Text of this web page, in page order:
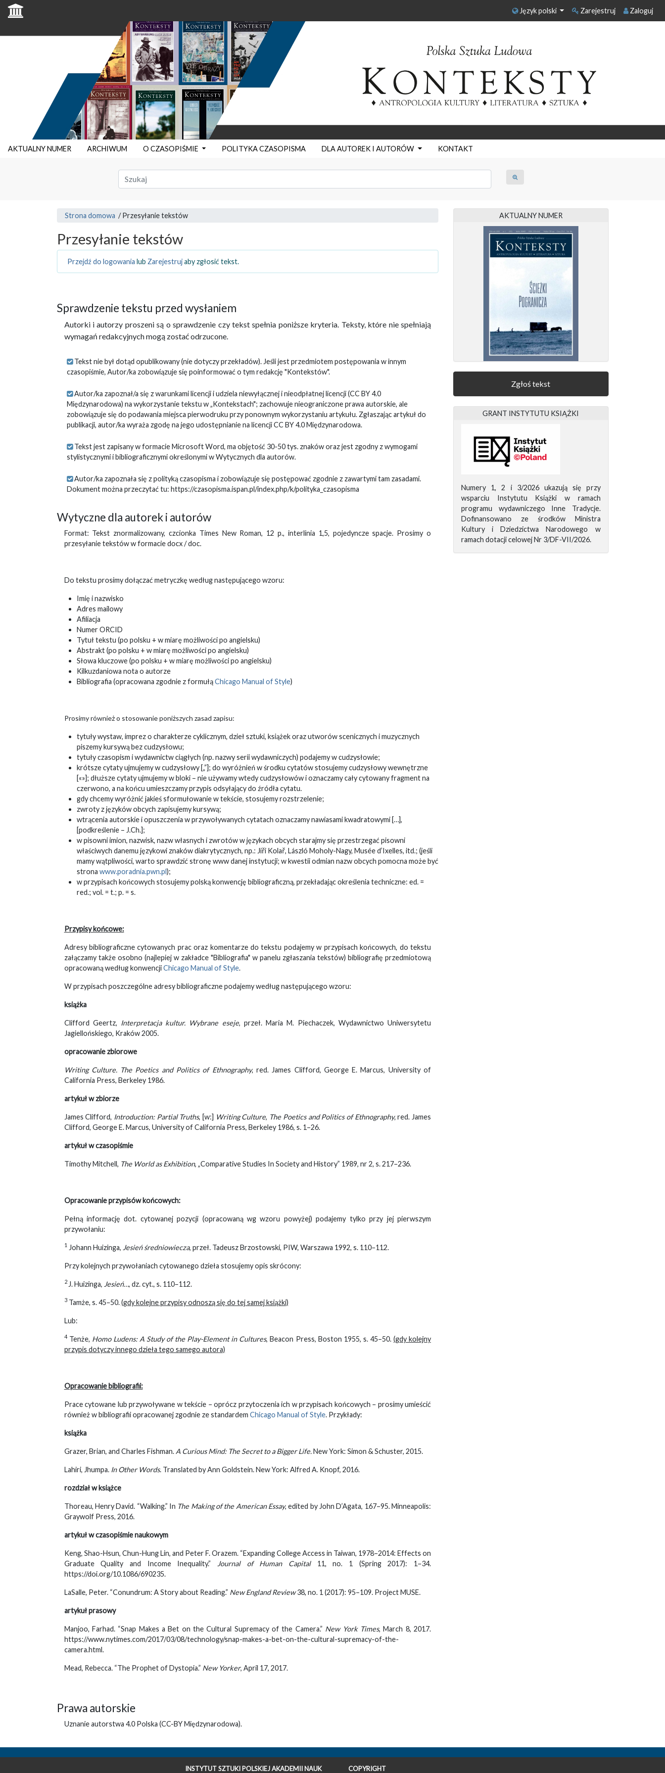
Język polski Zarejestruj Zaloguj
AKTUALNY NUMER ARCHIWUM O CZASOPIŚMIE POLITYKA CZASOPISMA DLA AUTOREK I AUTORÓW KONTAKT
Strona domowa /Przesyłanie tekstów
Przesyłanie tekstów
Przejdź do logowania lub Zarejestrujaby zgłosić tekst.
Sprawdzenie tekstu przed wysłaniem
Autorki i autorzy proszeni są o sprawdzenie czy tekst spełnia poniższe kryteria. Teksty, które nie spełniają
wymagań redakcyjnych mogą zostać odrzucone.
Tekst nie był dotąd opublikowany (nie dotyczy przekładów). Jeśli jest przedmiotem postępowania w innym
czasopiśmie, Autor/ka zobowiązuje się poinformować o tym redakcję "Kontekstów".
Autor/ka zapoznał/a się z warunkami licencji i udziela niewyłącznej i nieodpłatnej licencji (CC BY 4.0
Międzynarodowa) na wykorzystanie tekstu w „Kontekstach"; zachowuje nieograniczone prawa autorskie, ale
zobowiązuje się do podawania miejsca pierwodruku przy ponownym wykorzystaniu artykułu. Zgłaszając artykuł do
publikacji, autor/ka wyraża zgodę na jego udostępnianie na licencji CC BY 4.0 Międzynarodowa.
Tekst jest zapisany w formacie Microsoft Word, ma objętość 30-50 tys. znaków oraz jest zgodny z wymogami
stylistycznymi i bibliograficznymi określonymi w Wytycznych dla autorów.
Autor/ka zapoznała się z polityką czasopisma i zobowiązuje się postępować zgodnie z zawartymi tam zasadami.
Dokument można przeczytać tu: https://czasopisma.ispan.pl/index.php/k/polityka_czasopisma
Wytyczne dla autorek i autorów
Format: Tekst znormalizowany, czcionka Times New Roman, 12 p., interlinia 1,5, pojedyncze spacje. Prosimy o
przesyłanie tekstów w formacie docx / doc.
Do tekstu prosimy dołączać metryczkę według następującego wzoru:
Imię i nazwisko
Adres mailowy
Afiliacja
Numer ORCID
Tytuł tekstu (po polsku + w miarę możliwości po angielsku)
Abstrakt (po polsku + w miarę możliwości po angielsku)
Słowa kluczowe (po polsku + w miarę możliwości po angielsku)
Kilkuzdaniowa nota o autorze
Bibliografia (opracowana zgodnie z formułąChicago Manual of Style)
Prosimy również o stosowanie poniższych zasad zapisu:
tytuły wystaw, imprez o charakterze cyklicznym, dzieł sztuki, książek oraz utworów scenicznych i muzycznych
piszemy kursywą bez cudzysłowu;
tytuły czasopism i wydawnictw ciągłych (np. nazwy serii wydawniczych) podajemy w cudzysłowie;
krótsze cytaty ujmujemy w cudzysłowy [„”]; do wyróżnień w środku cytatów stosujemy cudzysłowy wewnętrzne
[«»]; dłuższe cytaty ujmujemy w bloki – nie używamy wtedy cudzysłowów i oznaczamy cały cytowany fragment na
czerwono, a na końcu umieszczamy przypis odsyłający do źródła cytatu.
gdy chcemy wyróżnić jakieś sformułowanie w tekście, stosujemy rozstrzelenie;
zwroty z języków obcych zapisujemy kursywą;
wtrącenia autorskie i opuszczenia w przywoływanych cytatach oznaczamy nawiasami kwadratowymi […],
[podkreślenie – J.Ch.];
w pisowni imion, nazwisk, nazw własnych i zwrotów w językach obcych starajmy się przestrzegać pisowni
właściwych danemu językowi znaków diakrytycznych, np.: Jiři Kolař, László Moholy-Nagy, Musée d’Ixelles, itd.; (jeśli
mamy wątpliwości, warto sprawdzić stronę www danej instytucji; w kwestii odmian nazw obcych pomocna może być
strona www.poradnia.pwn.pl);
w przypisach końcowych stosujemy polską konwencję bibliograficzną, przekładając określenia techniczne: ed. =
red.; vol. = t.; p. = s.
Przypisy końcowe:
Adresy bibliograficzne cytowanych prac oraz komentarze do tekstu podajemy w przypisach końcowych, do tekstu
załączamy także osobno (najlepiej w zakładce "Bibliografia" w panelu zgłaszania tekstów) bibliografię przedmiotową
opracowaną według konwencjiChicago Manual of Style.
W przypisach poszczególne adresy bibliograficzne podajemy według następującego wzoru:
książka
Clifford Geertz, Interpretacja kultur. Wybrane eseje, przeł. Maria M. Piechaczek, Wydawnictwo Uniwersytetu
Jagiellońskiego, Kraków 2005.
opracowanie zbiorowe
Writing Culture. The Poetics and Politics of Ethnography, red. James Clifford, George E. Marcus, University of
California Press, Berkeley 1986.
artykuł w zbiorze
James Clifford, Introduction: Partial Truths, [w:] Writing Culture, The Poetics and Politics of Ethnography, red. James
Clifford, George E. Marcus, University of California Press, Berkeley 1986, s. 1–26.
artykuł w czasopiśmie
Timothy Mitchell, The World as Exhibition, „Comparative Studies In Society and History” 1989, nr 2, s. 217–236.
Opracowanie przypisów końcowych:
Pełną informację dot. cytowanej pozycji (opracowaną wg wzoru powyżej) podajemy tylko przy jej pierwszym
przywołaniu:
1Johann Huizinga, Jesień średniowiecza, przeł. Tadeusz Brzostowski, PIW, Warszawa 1992, s. 110–112.
Przy kolejnych przywołaniach cytowanego dzieła stosujemy opis skrócony:
2 J. Huizinga, Jesień…, dz. cyt., s. 110–112.
3Tamże, s. 45–50.(gdy kolejne przypisy odnoszą się do tej samej książki)
Lub:
4Tenże, Homo Ludens: A Study of the Play-Element in Cultures, Beacon Press, Boston 1955, s. 45–50. (gdy kolejny
przypis dotyczy innego dzieła tego samego autora)
Opracowanie bibliografii:
Prace cytowane lub przywoływane w tekście – oprócz przytoczenia ich w przypisach końcowych – prosimy umieścić
również w bibliografii opracowanej zgodnie ze standardem Chicago Manual of Style. Przykłady:
książka
Grazer, Brian, and Charles Fishman. A Curious Mind: The Secret to a Bigger Life.New York: Simon & Schuster, 2015.
Lahiri, Jhumpa. In Other Words. Translated by Ann Goldstein. New York: Alfred A. Knopf, 2016.
rozdział w książce
Thoreau, Henry David. “Walking.” In The Making of the American Essay, edited by John D’Agata, 167–95. Minneapolis:
Graywolf Press, 2016.
artykuł w czasopiśmie naukowym
Keng, Shao-Hsun, Chun-Hung Lin, and Peter F. Orazem. “Expanding College Access in Taiwan, 1978–2014: Effects on
Graduate Quality and Income Inequality.” Journal of Human Capital11, no. 1 (Spring 2017): 1–34.
https://doi.org/10.1086/690235.
LaSalle, Peter. “Conundrum: A Story about Reading.” New England Review38, no. 1 (2017): 95–109. Project MUSE.
artykuł prasowy
Manjoo, Farhad. “Snap Makes a Bet on the Cultural Supremacy of the Camera.” New York Times, March 8, 2017.
https://www.nytimes.com/2017/03/08/technology/snap-makes-a-bet-on-the-cultural-supremacy-of-the-
camera.html.
Mead, Rebecca. “The Prophet of Dystopia.” New Yorker, April 17, 2017.
Prawa autorskie
Uznanie autorstwa 4.0 Polska (CC-BY Międzynarodowa).
AKTUALNY NUMER
Zgłoś tekst
GRANT INSTYTUTU KSIĄŻKI
Numery 1, 2 i 3/2026 ukazują się przy
wsparciu Instytutu Książki w ramach
programu wydawniczego Inne Tradycje.
Dofinansowano ze środków Ministra
Kultury i Dziedzictwa Narodowego w
ramach dotacji celowej Nr 3/DF-VII/2026.
INSTYTUT SZTUKI POLSKIEJ AKADEMII NAUK COPYRIGHT